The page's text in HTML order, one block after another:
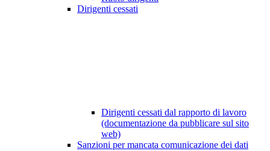
Dirigenti cessati
Dirigenti cessati dal rapporto di lavoro
(documentazione da pubblicare sul sito
web)
Sanzioni per mancata comunicazione dei dati